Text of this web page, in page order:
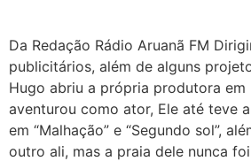
Da Redação Rádio Aruanã FM
publicitários, além de alguns
Hugo abriu a própria produtora em
aventurou como ator, Ele até teve
em “Malhação” e “Segundo sol”,
outro ali, mas a praia dele nunca